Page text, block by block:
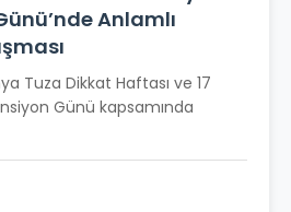
Anlamlı
Tuza Dikkat Haftası ve 17
Günü kapsamında